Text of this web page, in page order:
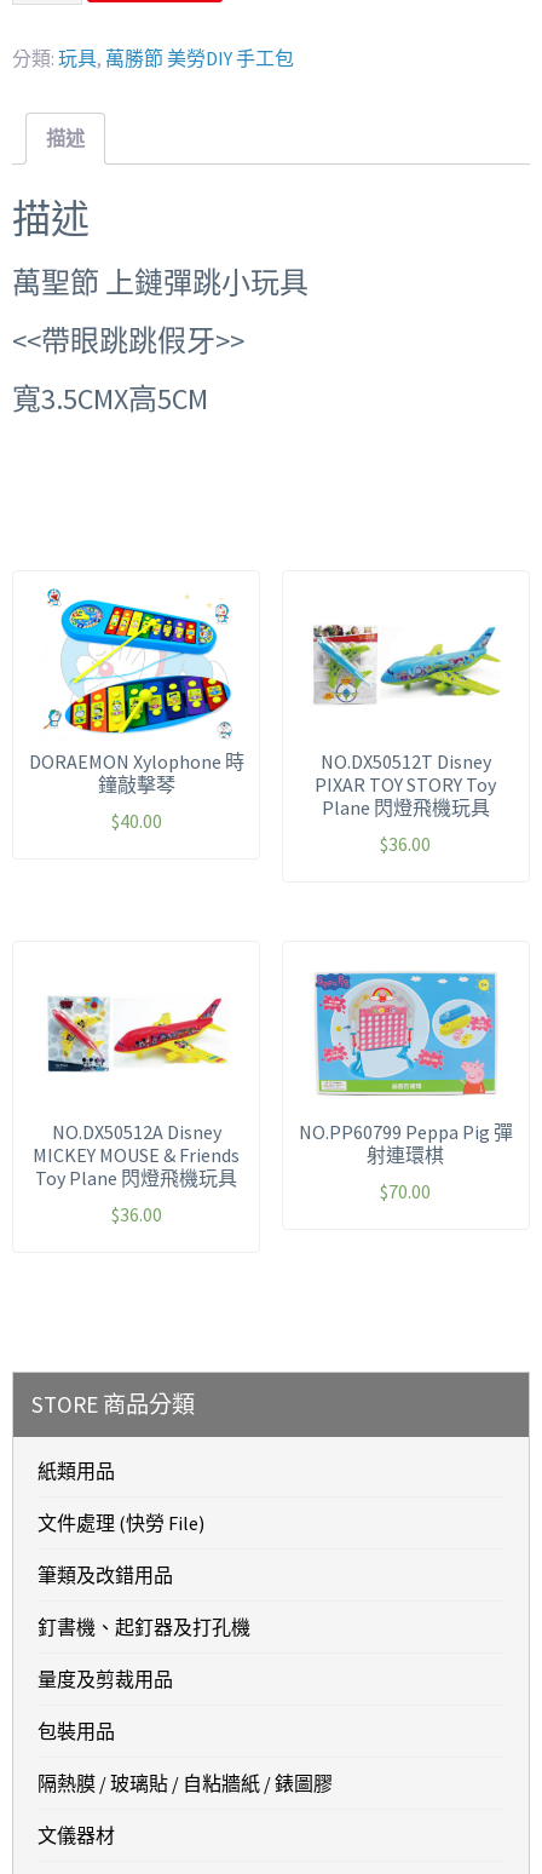
分類: 玩具, 萬勝節 美勞DIY 手工包
描述
描述
萬聖節 上鏈彈跳小玩具
<<帶眼跳跳假牙>>
寬3.5CMX高5CM
DORAEMON Xylophone 時
鐘敲擊琴
$40.00
NO.DX50512T Disney
PIXAR TOY STORY Toy
Plane 閃燈飛機玩具
$36.00
NO.DX50512A Disney
MICKEY MOUSE & Friends
Toy Plane 閃燈飛機玩具
$36.00
NO.PP60799 Peppa Pig 彈
射連環棋
$70.00
STORE 商品分類
紙類用品
文件處理 (快勞 File)
筆類及改錯用品
釘書機、起釘器及打孔機
量度及剪裁用品
包裝用品
隔熱膜 / 玻璃貼 / 自粘牆紙 / 錶圖膠
文儀器材